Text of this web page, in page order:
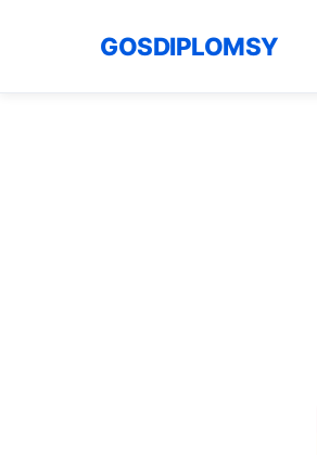
GOSDIPLOMSY